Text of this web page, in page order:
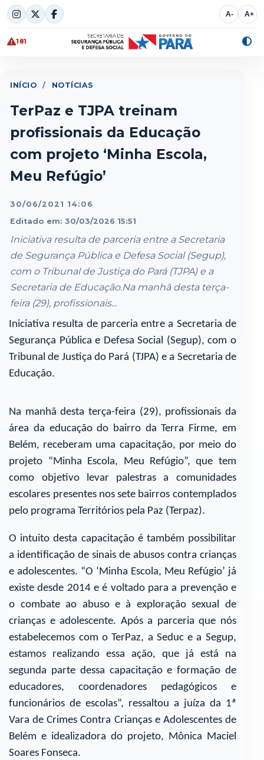
Skip
to
content
A- A+
181
INÍCIO / NOTÍCIAS
TerPaz e TJPA treinam
profissionais da Educação
com projeto ‘Minha Escola,
Meu Refúgio’
30/06/2021 14:06
Editado em: 30/03/2026 15:51
Iniciativa resulta de parceria entre a Secretaria
de Segurança Pública e Defesa Social (Segup),
com o Tribunal de Justiça do Pará (TJPA) e a
Secretaria de Educação.Na manhã desta terça-
feira (29), profissionais...
Iniciativa resulta de parceria entre a Secretaria de
Segurança Pública e Defesa Social (Segup), com o
Tribunal de Justiça do Pará (TJPA) e a Secretaria de
Educação.
Na manhã desta terça-feira (29), profissionais da
área da educação do bairro da Terra Firme, em
Belém, receberam uma capacitação, por meio do
projeto “Minha Escola, Meu Refúgio”, que tem
como objetivo levar palestras a comunidades
escolares presentes nos sete bairros contemplados
pelo programa Territórios pela Paz (Terpaz).
O intuito desta capacitação é também possibilitar
a identificação de sinais de abusos contra crianças
e adolescentes. “O ‘Minha Escola, Meu Refúgio’ já
existe desde 2014 e é voltado para a prevenção e
o combate ao abuso e à exploração sexual de
crianças e adolescente. Após a parceria que nós
estabelecemos com o TerPaz, a Seduc e a Segup,
estamos realizando essa ação, que já está na
segunda parte dessa capacitação e formação de
educadores, coordenadores pedagógicos e
funcionários de escolas”, ressaltou a juíza da 1ª
Vara de Crimes Contra Crianças e Adolescentes de
Belém e idealizadora do projeto, Mônica Maciel
Soares Fonseca.